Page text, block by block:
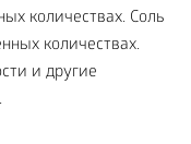
количествах. Соль
количествах.
и другие